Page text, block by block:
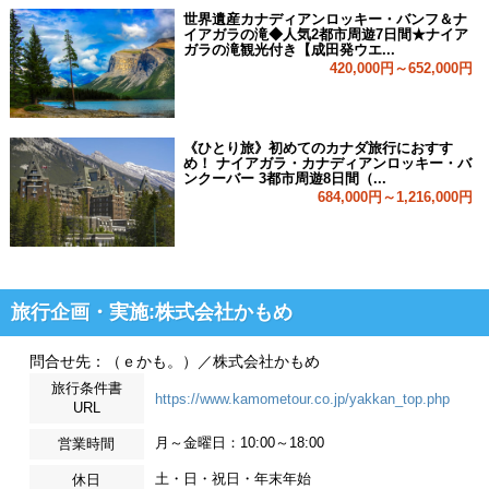
世界遺産カナディアンロッキー・バンフ＆ナ
イアガラの滝◆人気2都市周遊7日間★ナイア
ガラの滝観光付き【成田発ウエ...
420,000円～652,000円
《ひとり旅》初めてのカナダ旅行におすす
め！ ナイアガラ・カナディアンロッキー・バ
ンクーバー 3都市周遊8日間（...
684,000円～1,216,000円
旅行企画・実施:株式会社かもめ
問合せ先：（ｅかも。）／株式会社かもめ
旅行条件書
URL
https://www.kamometour.co.jp/yakkan_top.php
営業時間 月～金曜日：10:00～18:00
休日 土・日・祝日・年末年始